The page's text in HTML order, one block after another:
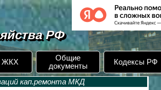
ЖКХ
Общие
документы
Кодексы РФ
РФ
кап.ремонта МКД